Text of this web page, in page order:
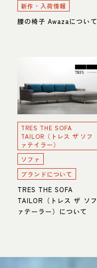
新作・入荷情報
腰の椅子 Awazaについて
TRES THE SOFA
TAILOR（トレス ザ ソフ
ァテイラー）
ソファ
ブランドについて
TRES THE SOFA
TAILOR（トレス ザ ソフ
ァテーラー）について